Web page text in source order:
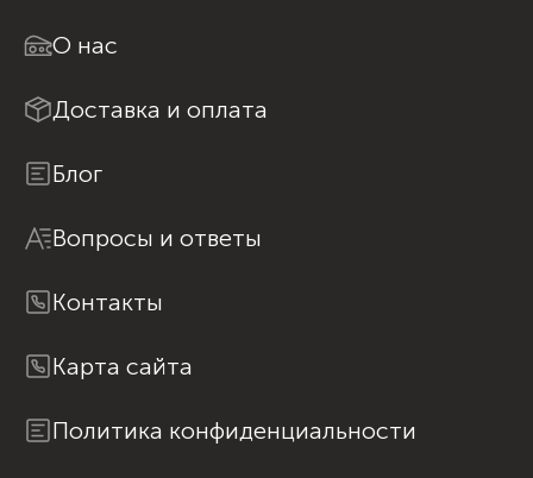
О нас
Доставка и оплата
Блог
Вопросы и ответы
Контакты
Карта сайта
Политика конфиденциальности